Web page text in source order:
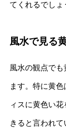
てくれるでしょ
風水で見る
風水の観点で
ます。特に黄
ィスに黄色い
きると言われ